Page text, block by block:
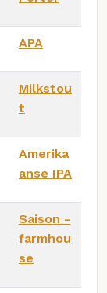
APA
Milkstou
t
Amerika
anse IPA
Saison -
farmhou
se